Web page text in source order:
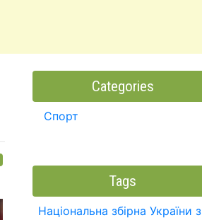
Categories
Спорт
Tags
Національна збірна України з